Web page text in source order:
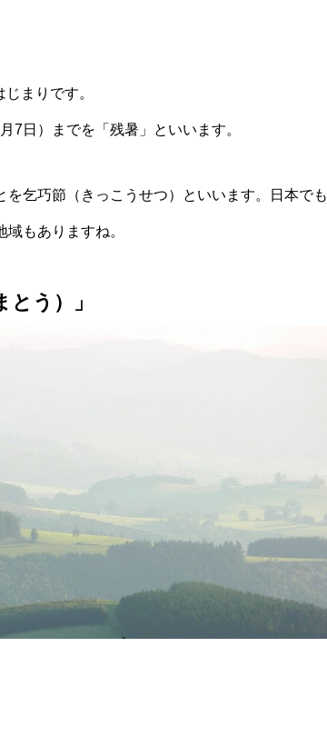
まりです。
7日）までを「残暑」といいます。
を乞巧節（きっこうせつ）といいます。日本でも
もありますね。
う）」